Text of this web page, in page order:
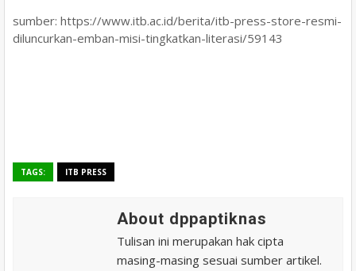
sumber: https://www.itb.ac.id/berita/itb-press-store-resmi-
diluncurkan-emban-misi-tingkatkan-literasi/59143
TAGS: ITB PRESS
About dppaptiknas
Tulisan ini merupakan hak cipta
masing-masing sesuai sumber artikel.